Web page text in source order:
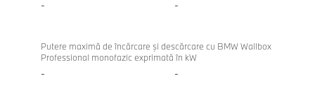
- -
Putere maximă de încărcare şi descărcare cu BMW Wallbox
Professional monofazic exprimată în kW
- -